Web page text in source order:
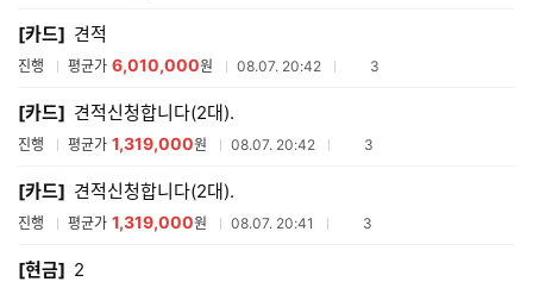
[카드] 견적
진행 평균가 6,010,000원 08.07. 20:42 참여업체수
3
[카드] 견적신청합니다(2대).
진행 평균가 1,319,000원 08.07. 20:42 참여업체수
3
[카드] 견적신청합니다(2대).
진행 평균가 1,319,000원 08.07. 20:41 참여업체수
3
[현금] 2